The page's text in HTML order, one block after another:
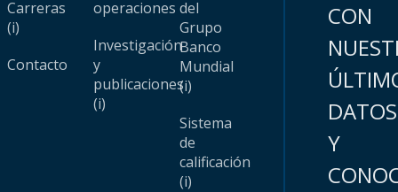
Carreras
(i)
Contacto
operaciones
Investigación
y
publicaciones
(i)
del
Grupo
Banco
Mundial
(i)
Sistema
de
calificación
(i)
CON
DATOS
Y